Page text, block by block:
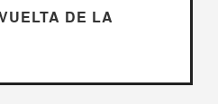
DE LA